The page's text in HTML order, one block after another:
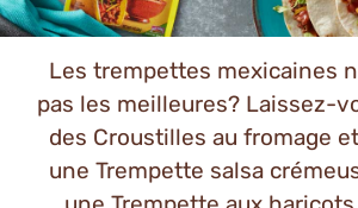
Les trempettes mexicaines
pas les meilleures? Laissez-
des Croustilles au fromage
une Trempette salsa